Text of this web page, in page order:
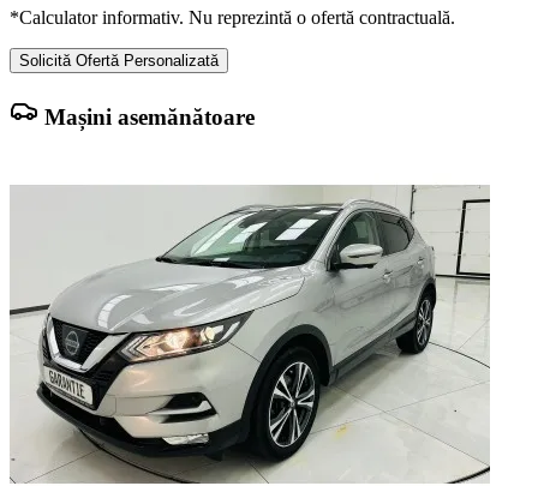
*Calculator informativ. Nu reprezintă o ofertă contractuală.
Solicită Ofertă Personalizată
Mașini asemănătoare